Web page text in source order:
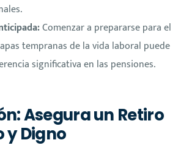
Comenzar a prepararse para el
tempranas de la vida laboral puede
significativa en las pensiones.
Asegura un Retiro
y Digno